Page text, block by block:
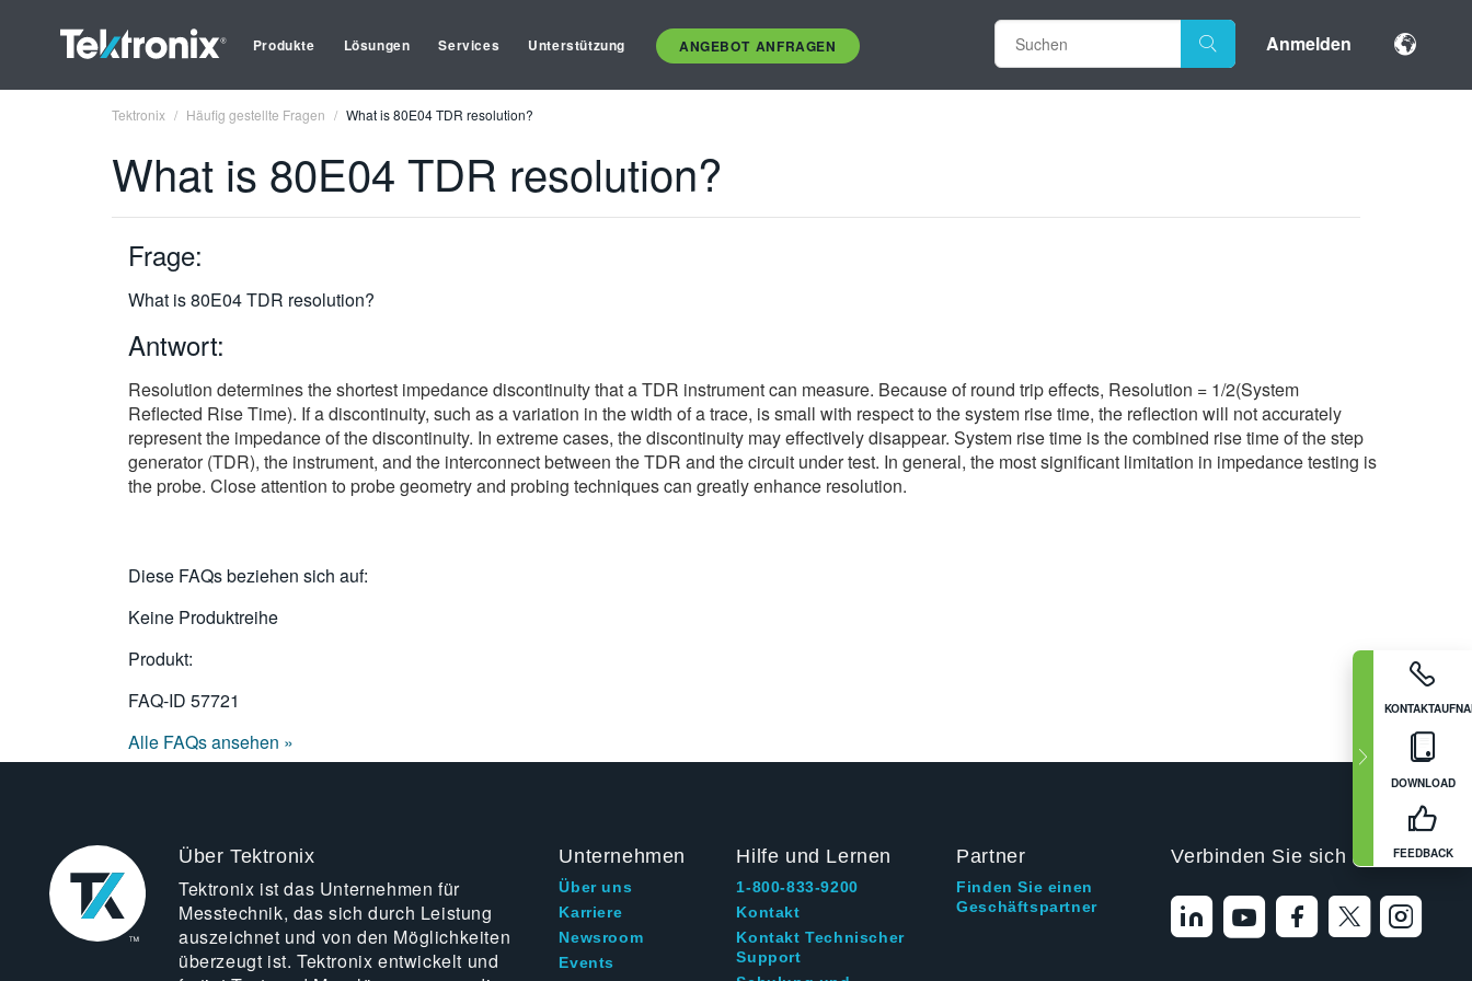
Produkte Lösungen Services Unterstützung ANGEBOT ANFRAGEN Anmelden
DOWNLOAD
FEEDBACK
Tektronix Häufig gestellte Fragen What is 80E04 TDR resolution?
What is 80E04 TDR resolution?
Frage:
What is 80E04 TDR resolution?
Antwort:
Resolution determines the shortest impedance discontinuity that a TDR instrument can measure. Because of round trip effects, Resolution = 1/2(System
Reflected Rise Time). If a discontinuity, such as a variation in the width of a trace, is small with respect to the system rise time, the reflection will not accurately
represent the impedance of the discontinuity. In extreme cases, the discontinuity may effectively disappear. System rise time is the combined rise time of the step
generator (TDR), the instrument, and the interconnect between the TDR and the circuit under test. In general, the most significant limitation in impedance testing is
the probe. Close attention to probe geometry and probing techniques can greatly enhance resolution.
Diese FAQs beziehen sich auf:
Keine Produktreihe
Produkt:
FAQ-ID 57721
Alle FAQs ansehen »
Über Tektronix
Tektronix ist das Unternehmen für
Messtechnik, das sich durch Leistung
auszeichnet und von den Möglichkeiten
überzeugt ist. Tektronix entwickelt und
Unternehmen
Über uns
Karriere
Newsroom
Events
Hilfe und Lernen
1-800-833-9200
Kontakt
Kontakt Technischer
Support
Partner
Finden Sie einen
Geschäftspartner
Verbinden Sie sich mit uns